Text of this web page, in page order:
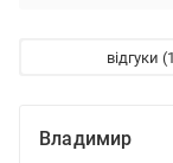
відгуки
Владимир